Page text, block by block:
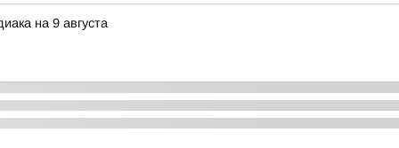
на 9 августа